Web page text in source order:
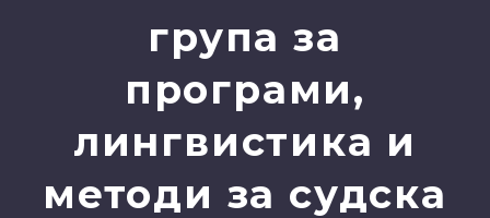
група за
програми,
лингвистика и
методи за судска